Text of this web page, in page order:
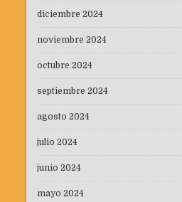
diciembre 2024
noviembre 2024
octubre 2024
septiembre 2024
agosto 2024
julio 2024
junio 2024
mayo 2024